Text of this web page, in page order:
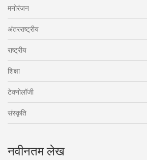
मनोरंजन
अंतरराष्ट्रीय
राष्ट्रीय
शिक्षा
टेक्नोलॉजी
संस्कृति
नवीनतम लेख